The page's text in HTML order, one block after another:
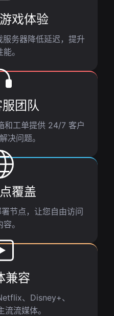
戏体验
务器降低延迟，提升
。
团队
和工单提供 24/7 客户
决问题。
覆盖
节点，让您自由访问
。
兼容
、Disney+、
流媒体。